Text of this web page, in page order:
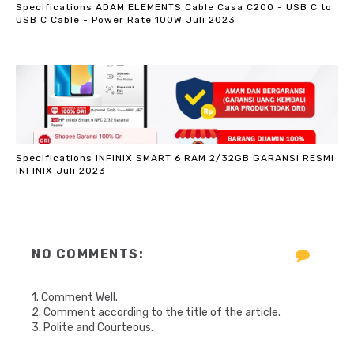
Specifications ADAM ELEMENTS Cable Casa C200 - USB C to
USB C Cable - Power Rate 100W Juli 2023
Specifications INFINIX SMART 6 RAM 2/32GB GARANSI RESMI
INFINIX Juli 2023
NO COMMENTS:
1. Comment Well.
2. Comment according to the title of the article.
3. Polite and Courteous.